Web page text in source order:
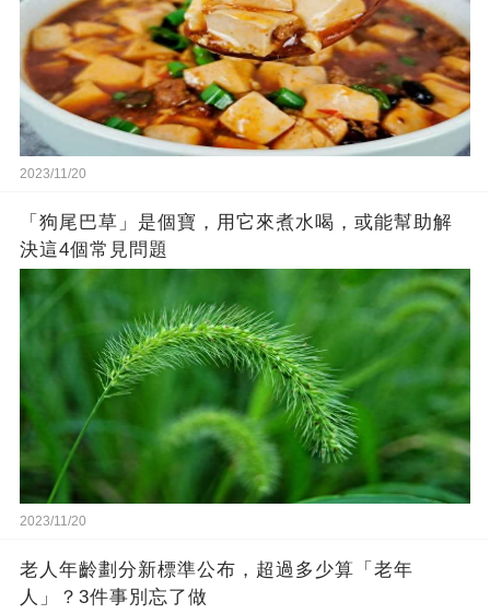
2023/11/20
「狗尾巴草」是個寶，用它來煮水喝，或能幫助解
決這4個常見問題
2023/11/20
老人年齡劃分新標準公布，超過多少算「老年
人」？3件事別忘了做